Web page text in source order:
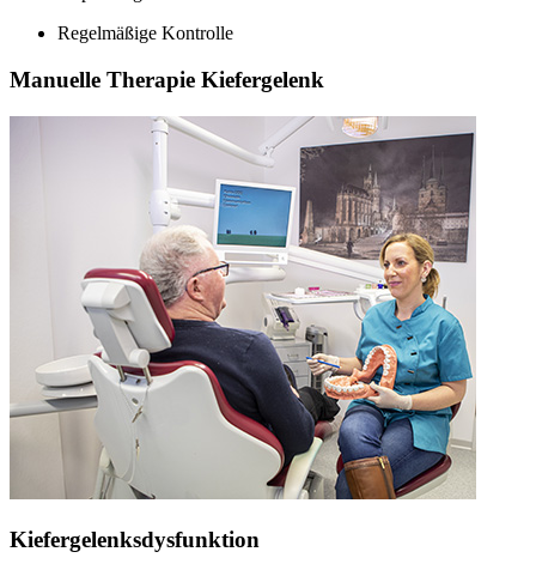
Regelmäßige Kontrolle
Manuelle Therapie Kiefergelenk
Kiefergelenksdysfunktion